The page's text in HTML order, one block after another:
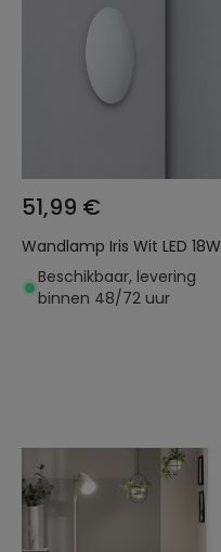
51,99 €
Wandlamp Iris Wit LED 18W
Beschikbaar, levering
binnen 48/72 uur